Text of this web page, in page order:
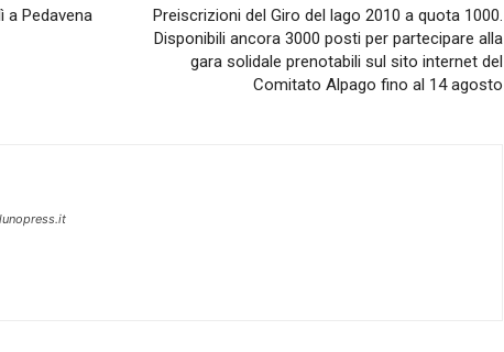
a Pedavena
Preiscrizioni del Giro del lago 2010 a quota 1000.
Disponibili ancora 3000 posti per partecipare alla
gara solidale prenotabili sul sito internet del
Comitato Alpago fino al 14 agosto